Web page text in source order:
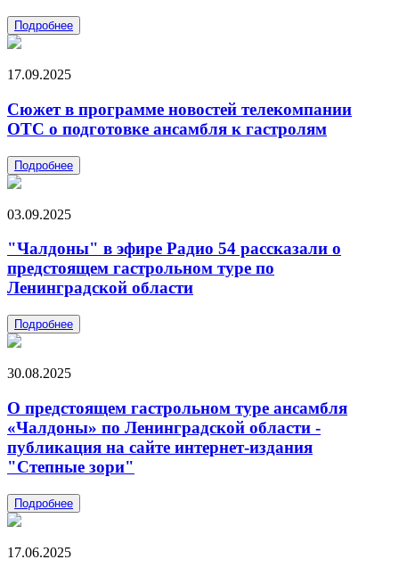
Подробнее
17.09.2025
Сюжет в программе новостей телекомпании
ОТС о подготовке ансамбля к гастролям
Подробнее
03.09.2025
"Чалдоны" в эфире Радио 54 рассказали о
предстоящем гастрольном туре по
Ленинградской области
Подробнее
30.08.2025
О предстоящем гастрольном туре ансамбля
«Чалдоны» по Ленинградской области -
публикация на сайте интернет-издания
"Степные зори"
Подробнее
17.06.2025